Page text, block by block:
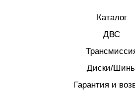
Каталог
ДВС
Диски/
Гарантия и